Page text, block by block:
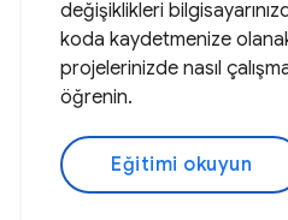
değişiklikleri
koda kaydetmenize
projelerinizde nasıl
öğrenin.
Eğitimi okuyun